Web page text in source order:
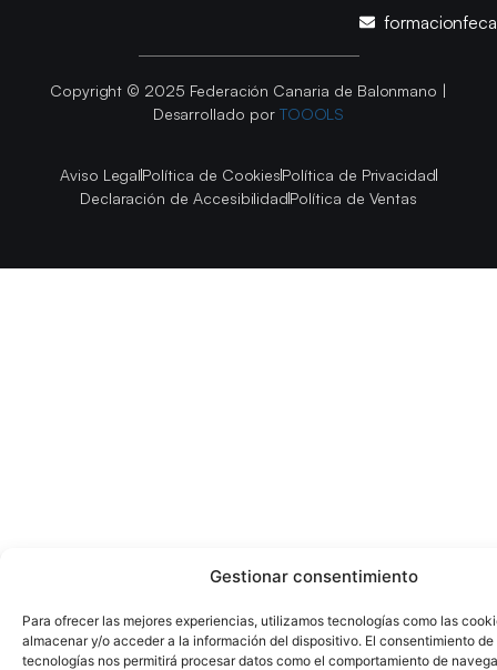
Gestionar consentimiento
Para ofrecer las mejores experiencias, utilizamos tecnologías como las
almacenar y/o acceder a la información del dispositivo. El consentimiento de
tecnologías nos permitirá procesar datos como el comportamiento de
Copyright © 2025 Federación Canaria de Balonmano |
Desarrollado por TOOOLS
Aviso LegalPolítica de CookiesPolítica de Privacidad
Declaración de AccesibilidadPolítica de Ventas